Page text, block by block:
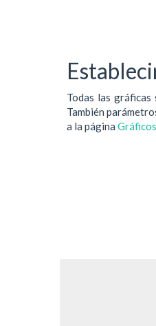
Todas las
También
a la página